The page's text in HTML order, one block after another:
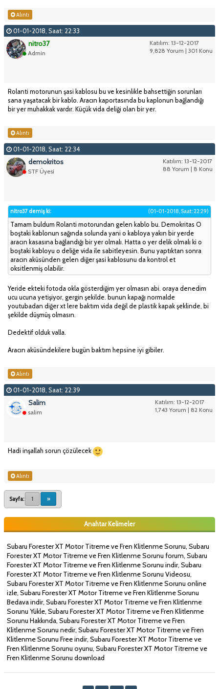
Alıntı
01-01-2018, Saat: 22:33
Katılım: 13-12-2017
9,828 Yorum | 301 Konu
nitro37
Admin
Rolanti motorunun şasi kablosu bu ve kesinlikle bahsettiğin sorunları
sana yaşatacak bir kablo. Aracın kaportasında bu kaplonun bağlandığı
bir yer muhakkak vardır. Küçük vida deliği olan bir yer.
Alıntı
01-01-2018, Saat: 22:34
Katılım: 13-12-2017
88 Yorum | 8 Konu
demokritos
STF Üyesi
(01-01-2018, Saat: 22:29)
nitro37 demiş ki:
Tamam buldum Rolanti motorundan gelen kablo bu. Demokritas O
boştaki kablonun sağında solunda yani o kabloya yakın bir yerde
aracın kasasına bağlandığı bir yer olmalı. Hatta o yer delik olmalı ki o
boştaki kabloyu o deliğe vida ile sabitleyesin. Bunu yaptıktan sonra
aracın aküsünden gelen diğer şasi kablosunu da kontrol et
oksitlenmiş olabilir.
Yeride ekteki fotoda okla gösterdiğim yer olmasın abi. oraya denedim
ucu ucuna yetişiyor, gergin şekilde. bunun kapağı normalde
youtubadan diğer xt lere baktım vida değil de plastik kapak şeklinde, bi
şekilde düşmüş olmasın.
Dedektif olduk valla.
Aracın aküsündekilere bugün baktım hepsine iyi gibiler.
Alıntı
01-01-2018, Saat: 22:39
Katılım: 13-12-2017
1,743 Yorum | 82 Konu
Salim
salim
Hadi inşallah sorun çözülecek
Alıntı
Sayfa: 1 »
Anahtar Kelimeler
Subaru Forester XT Motor Titreme ve Fren Klitlenme Sorunu, Subaru
Forester XT Motor Titreme ve Fren Klitlenme Sorunu forum, Subaru
Forester XT Motor Titreme ve Fren Klitlenme Sorunu indir, Subaru
Forester XT Motor Titreme ve Fren Klitlenme Sorunu Videosu,
Subaru Forester XT Motor Titreme ve Fren Klitlenme Sorunu online
izle, Subaru Forester XT Motor Titreme ve Fren Klitlenme Sorunu
Bedava indir, Subaru Forester XT Motor Titreme ve Fren Klitlenme
Sorunu Yükle, Subaru Forester XT Motor Titreme ve Fren Klitlenme
Sorunu Hakkında, Subaru Forester XT Motor Titreme ve Fren
Klitlenme Sorunu nedir, Subaru Forester XT Motor Titreme ve Fren
Klitlenme Sorunu Free indir, Subaru Forester XT Motor Titreme ve
Fren Klitlenme Sorunu oyunu, Subaru Forester XT Motor Titreme ve
Fren Klitlenme Sorunu download